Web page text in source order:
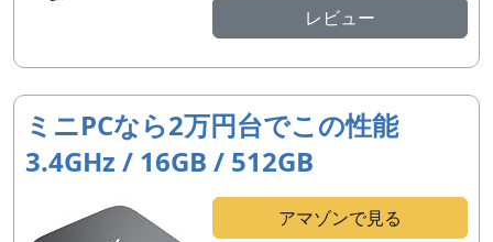
レビュー
ミニPCなら2万円台でこの性能
3.4GHz / 16GB / 512GB
アマゾンで見る